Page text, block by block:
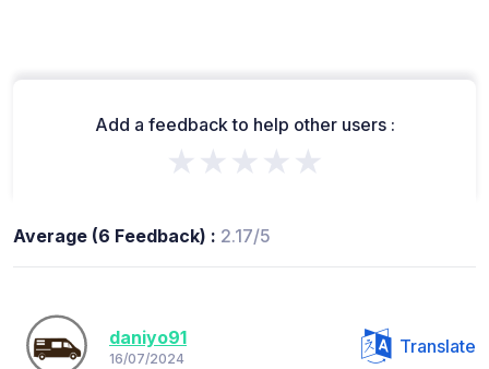
Add a feedback to help other users :
★★★★★
Average (6 Feedback) : 2.17/5
daniyo91
16/07/2024
Translate